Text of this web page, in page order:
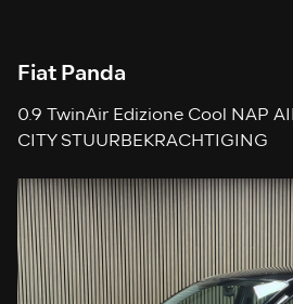
Fiat Panda
0.9 TwinAir Edizione Cool NAP
CITY STUURBEKRACHTIGING